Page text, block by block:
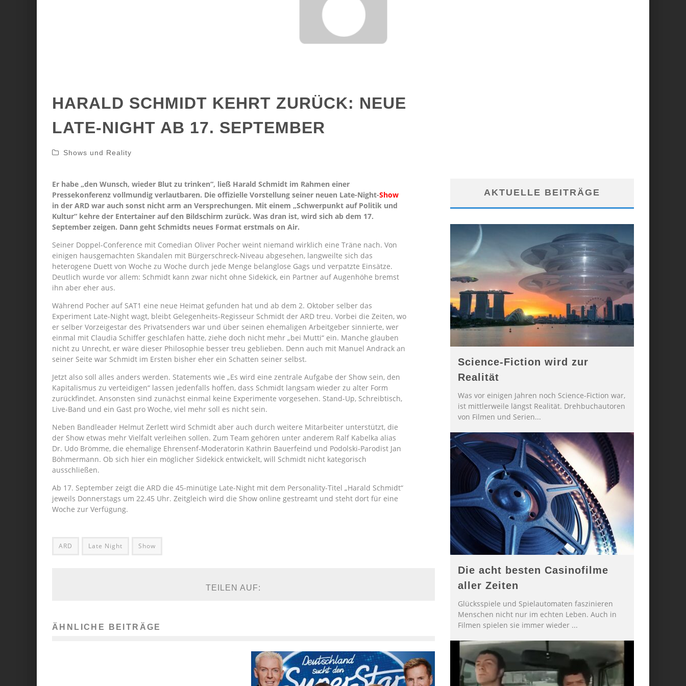
HARALD SCHMIDT KEHRT ZURÜCK: NEUE
LATE-NIGHT AB 17. SEPTEMBER
Shows und Reality
Er habe „den Wunsch, wieder Blut zu trinken“, ließ Harald Schmidt im Rahmen einer
Pressekonferenz vollmundig verlautbaren. Die offizielle Vorstellung seiner neuen Late-Night-Show
in der ARD war auch sonst nicht arm an Versprechungen. Mit einem „Schwerpunkt auf Politik und
Kultur“ kehre der Entertainer auf den Bildschirm zurück. Was dran ist, wird sich ab dem 17.
September zeigen. Dann geht Schmidts neues Format erstmals on Air.
Seiner Doppel-Conference mit Comedian Oliver Pocher weint niemand wirklich eine Träne nach. Von
einigen hausgemachten Skandalen mit Bürgerschreck-Niveau abgesehen, langweilte sich das
heterogene Duett von Woche zu Woche durch jede Menge belanglose Gags und verpatzte Einsätze.
Deutlich wurde vor allem: Schmidt kann zwar nicht ohne Sidekick, ein Partner auf Augenhöhe bremst
ihn aber eher aus.
Während Pocher auf SAT1 eine neue Heimat gefunden hat und ab dem 2. Oktober selber das
Experiment Late-Night wagt, bleibt Gelegenheits-Regisseur Schmidt der ARD treu. Vorbei die Zeiten, wo
er selber Vorzeigestar des Privatsenders war und über seinen ehemaligen Arbeitgeber sinnierte, wer
einmal mit Claudia Schiffer geschlafen hätte, ziehe doch nicht mehr „bei Mutti“ ein. Manche glauben
nicht zu Unrecht, er wäre dieser Philosophie besser treu geblieben. Denn auch mit Manuel Andrack an
seiner Seite war Schmidt im Ersten bisher eher ein Schatten seiner selbst.
Jetzt also soll alles anders werden. Statements wie „Es wird eine zentrale Aufgabe der Show sein, den
Kapitalismus zu verteidigen“ lassen jedenfalls hoffen, dass Schmidt langsam wieder zu alter Form
zurückfindet. Ansonsten sind zunächst einmal keine Experimente vorgesehen. Stand-Up, Schreibtisch,
Live-Band und ein Gast pro Woche, viel mehr soll es nicht sein.
Neben Bandleader Helmut Zerlett wird Schmidt aber auch durch weitere Mitarbeiter unterstützt, die
der Show etwas mehr Vielfalt verleihen sollen. Zum Team gehören unter anderem Ralf Kabelka alias
Dr. Udo Brömme, die ehemalige Ehrensenf-Moderatorin Kathrin Bauerfeind und Podolski-Parodist Jan
Böhmermann. Ob sich hier ein möglicher Sidekick entwickelt, will Schmidt nicht kategorisch
ausschließen.
Ab 17. September zeigt die ARD die 45-minütige Late-Night mit dem Personality-Titel „Harald Schmidt“
jeweils Donnerstags um 22.45 Uhr. Zeitgleich wird die Show online gestreamt und steht dort für eine
Woche zur Verfügung.
ARD Late Night Show
TEILEN AUF:
ÄHNLICHE BEITRÄGE
AKTUELLE BEITRÄGE
Science-Fiction wird zur
Realität
Was vor einigen Jahren noch Science-Fiction war,
ist mittlerweile längst Realität. Drehbuchautoren
von Filmen und Serien...
Die acht besten Casinofilme
aller Zeiten
Glücksspiele und Spielautomaten faszinieren
Menschen nicht nur im echten Leben. Auch in
Filmen spielen sie immer wieder ...